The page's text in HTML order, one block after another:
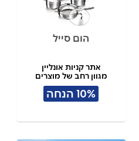
הום סייל
אתר קניות אונליין
מגוון רחב של מוצרים
10% הנחה